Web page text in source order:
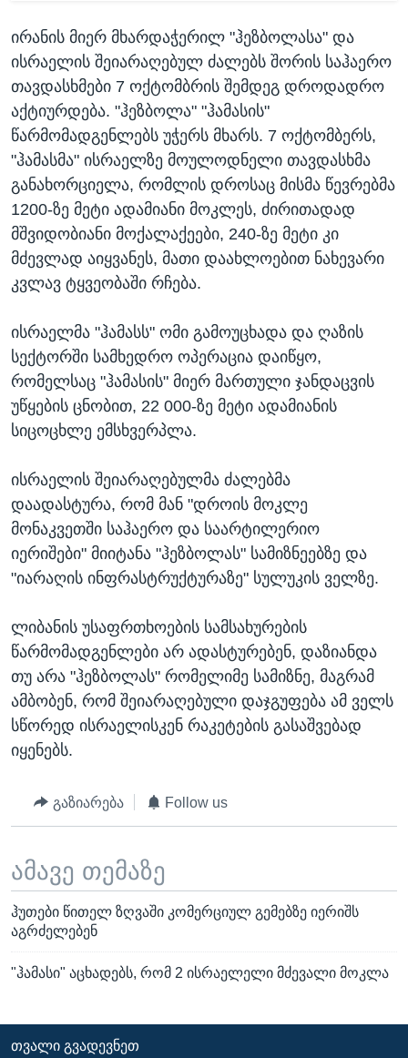
ირანის მიერ მხარდაჭერილ "ჰეზბოლასა" და
ისრაელის შეიარაღებულ ძალებს შორის საჰაერო
თავდასხმები 7 ოქტომბრის შემდეგ დროდადრო
აქტიურდება. "ჰეზბოლა" "ჰამასის"
წარმომადგენლებს უჭერს მხარს. 7 ოქტომბერს,
"ჰამასმა" ისრაელზე მოულოდნელი თავდასხმა
განახორციელა, რომლის დროსაც მისმა წევრებმა
1200-ზე მეტი ადამიანი მოკლეს, ძირითადად
მშვიდობიანი მოქალაქეები, 240-ზე მეტი კი
მძევლად აიყვანეს, მათი დაახლოებით ნახევარი
კვლავ ტყვეობაში რჩება.
ისრაელმა "ჰამასს" ომი გამოუცხადა და ღაზის
სექტორში სამხედრო ოპერაცია დაიწყო,
რომელსაც "ჰამასის" მიერ მართული ჯანდაცვის
უწყების ცნობით, 22 000-ზე მეტი ადამიანის
სიცოცხლე ემსხვერპლა.
ისრაელის შეიარაღებულმა ძალებმა
დაადასტურა, რომ მან "დროის მოკლე
მონაკვეთში საჰაერო და საარტილერიო
იერიშები" მიიტანა "ჰეზბოლას" სამიზნეებზე და
"იარაღის ინფრასტრუქტურაზე" სულუკის ველზე.
ლიბანის უსაფრთხოების სამსახურების
წარმომადგენლები არ ადასტურებენ, დაზიანდა
თუ არა "ჰეზბოლას" რომელიმე სამიზნე, მაგრამ
ამბობენ, რომ შეიარაღებული დაჯგუფება ამ ველს
სწორედ ისრაელისკენ რაკეტების გასაშვებად
იყენებს.
გაზიარება Follow us
ამავე თემაზე
ჰუთები წითელ ზღვაში კომერციულ გემებზე იერიშს
აგრძელებენ
"ჰამასი" აცხადებს, რომ 2 ისრაელელი მძევალი მოკლა
ᲗᲕᲐᲚᲘ ᲒᲕᲐᲓᲔᲕᲜᲔᲗ